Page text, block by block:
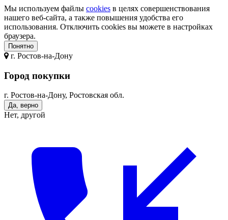
Мы используем файлы cookies в целях совершенствования
нашего веб-сайта, а также повышения удобства его
использования. Отключить cookies вы можете в настройках
браузера.
Понятно
г. Ростов-на-Дону
Город покупки
г. Ростов-на-Дону, Ростовская обл.
Да, верно
Нет, другой